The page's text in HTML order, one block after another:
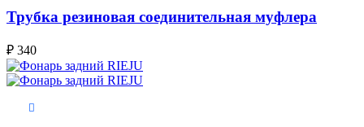
Трубка резиновая соединительная муфлера
₽ 340